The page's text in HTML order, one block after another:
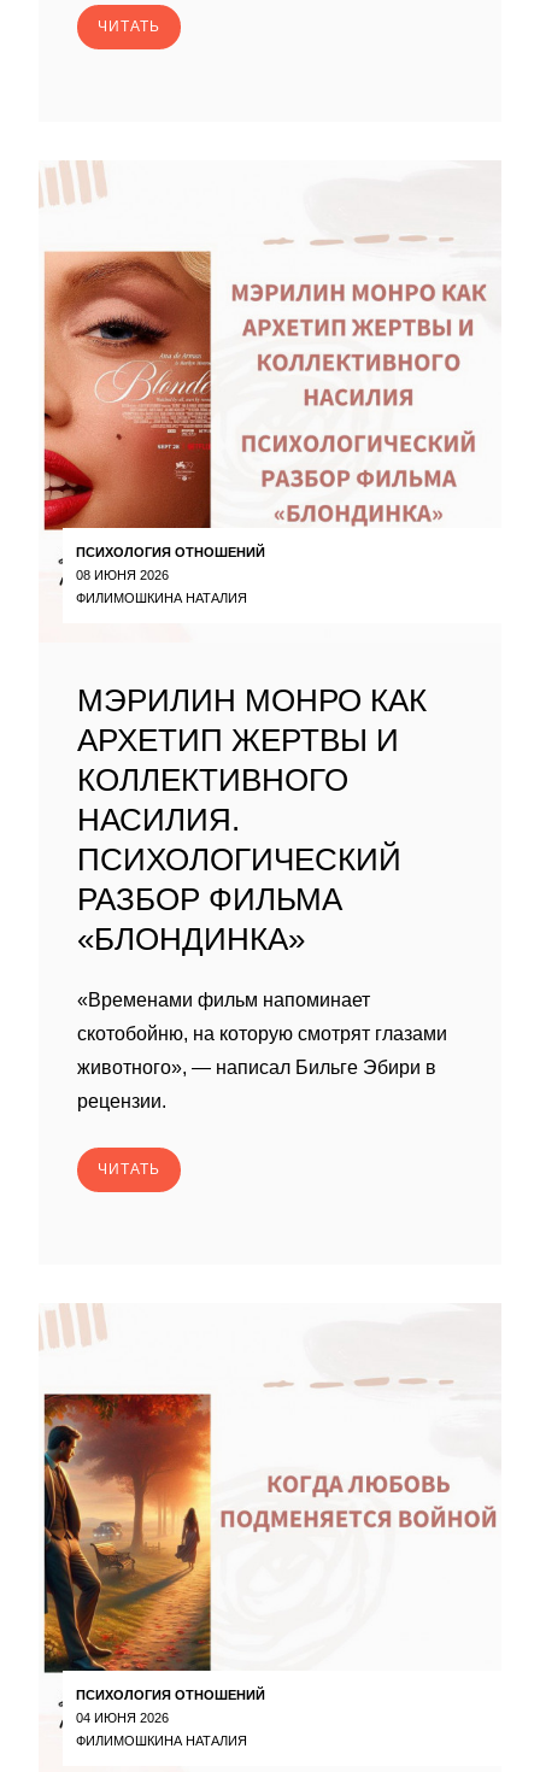
ЧИТАТЬ
ПСИХОЛОГИЯ ОТНОШЕНИЙ
08 ИЮНЯ 2026
ФИЛИМОШКИНА НАТАЛИЯ
МЭРИЛИН МОНРО КАК
АРХЕТИП ЖЕРТВЫ И
КОЛЛЕКТИВНОГО
НАСИЛИЯ.
ПСИХОЛОГИЧЕСКИЙ
РАЗБОР ФИЛЬМА
«БЛОНДИНКА»
«Временами фильм напоминает
скотобойню, на которую смотрят глазами
животного», — написал Бильге Эбири в
рецензии.
ЧИТАТЬ
ПСИХОЛОГИЯ ОТНОШЕНИЙ
04 ИЮНЯ 2026
ФИЛИМОШКИНА НАТАЛИЯ